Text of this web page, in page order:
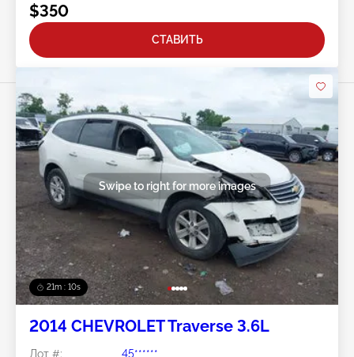
$350
СТАВИТЬ
21m : 07s
Swipe to right for more images
2014 CHEVROLET Traverse 3.6L
Лот #:
45******